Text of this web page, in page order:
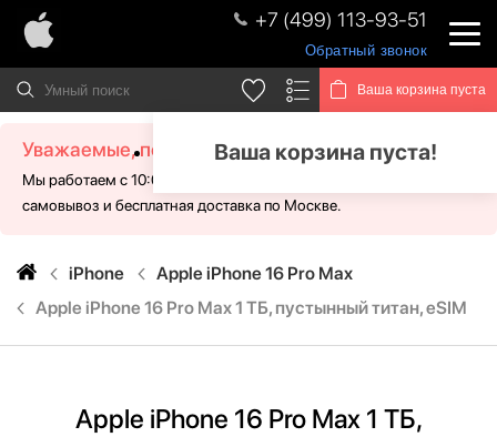
+7 (499) 113-93-51
Обратный звонок
Ваша корзина пуста
Ваша корзина пуста!
Уважаемые, посетители!
Мы работаем с 10:00 - 21:00 без выходных. Для Вас доступен
самовывоз и бесплатная доставка по Москве.
iPhone
Apple iPhone 16 Pro Max
Apple iPhone 16 Pro Max 1 ТБ, пустынный титан, eSIM
Apple iPhone 16 Pro Max 1 ТБ,